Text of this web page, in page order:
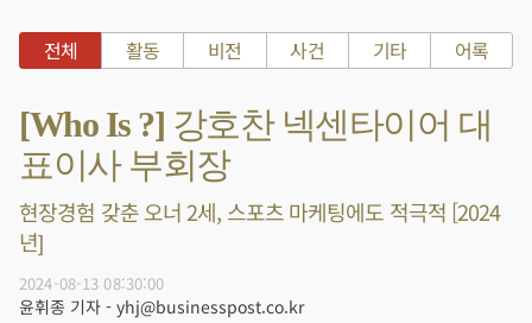
전체 활동 비전 사건 기타 어록
[Who Is ?] 강호찬 넥센타이어 대
표이사 부회장
현장경험 갖춘 오너 2세, 스포츠 마케팅에도 적극적 [2024
년]
2024-08-13 08:30:00
윤휘종 기자 - yhj@businesspost.co.kr